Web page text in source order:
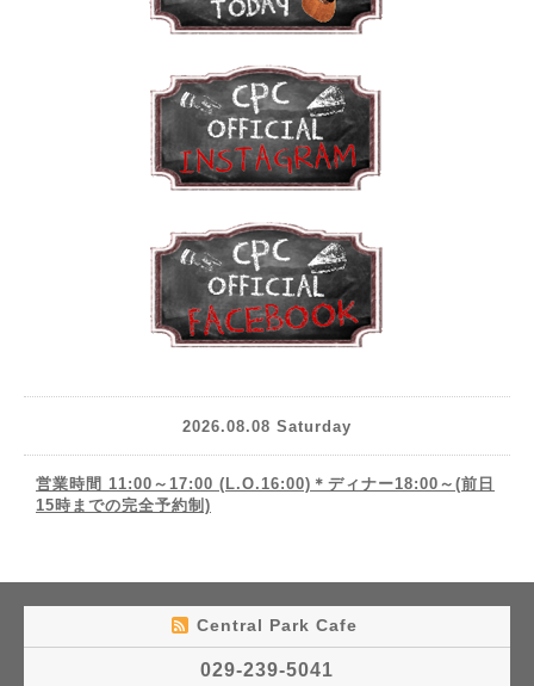
2026.08.08 Saturday
営業時間 11:00～17:00 (L.O.16:00)＊ディナー18:00～(前日
15時までの完全予約制)
Central Park Cafe
029-239-5041